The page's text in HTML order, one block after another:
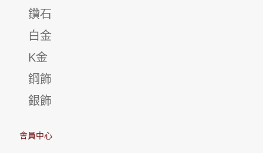
鑽石
白金
K金
鋼飾
銀飾
會員中心